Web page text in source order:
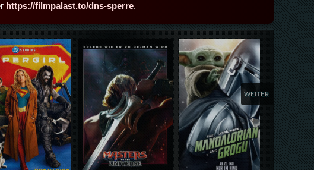
https://filmpalast.to/dns-sperre.
Details,Play Details,Play
WEITER